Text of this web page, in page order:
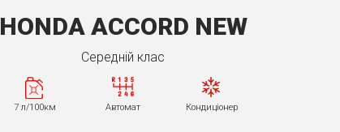
HONDA ACCORD NEW
Середнiй клас
7 л/100км Автомат Кондиціонер